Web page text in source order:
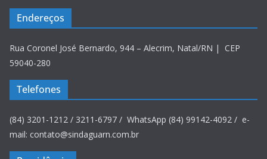
Endereços
Rua Coronel José Bernardo, 944 – Alecrim, Natal/RN | CEP
59040-280
Telefones
(84) 3201-1212 / 3211-6797 / WhatsApp (84) 99142-4092 / e-
mail: contato@sindaguarn.com.br